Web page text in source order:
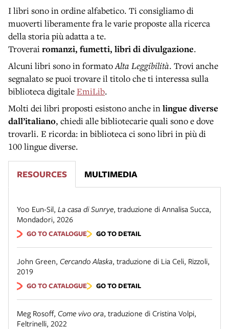
I libri sono in ordine alfabetico. Ti consigliamo di
muoverti liberamente fra le varie proposte alla ricerca
della storia più adatta a te.
Troverairomanzi, fumetti, libri di divulgazione.
Alcuni libri sono in formatoAlta Leggibilità. Trovi anche
segnalato se puoi trovare il titolo che ti interessa sulla
biblioteca digitaleEmiLib.
Molti dei libri proposti esistono anche inlingue diverse
dall’italiano, chiedi alle bibliotecarie quali sono e dove
trovarli. E ricorda: in biblioteca ci sono libri in più di
100 lingue diverse.
RESOURCES MULTIMEDIA
Yoo Eun-Sil, La casa di Sunrye, traduzione di Annalisa Succa,
Mondadori, 2026
GO TO CATALOGUE GO TO DETAIL
John Green, Cercando Alaska, traduzione di Lia Celi, Rizzoli,
2019
GO TO CATALOGUE GO TO DETAIL
Meg Rosoff, Come vivo ora, traduzione di Cristina Volpi,
Feltrinelli, 2022